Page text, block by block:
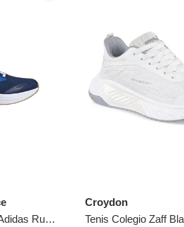
Tenis Running Azul Adidas Runfalcon 6 Niños
Croydon